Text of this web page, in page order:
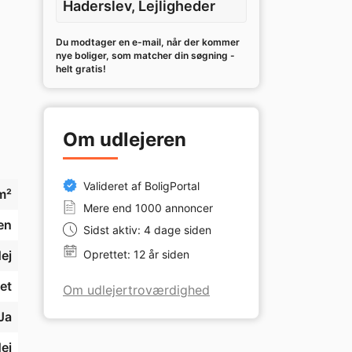
Haderslev, Lejligheder
Du modtager en e-mail, når der kommer
nye boliger, som matcher din søgning -
helt gratis!
Om udlejeren
Valideret af BoligPortal
Mere end 1000 annoncer
Sidst aktiv: 4 dage siden
Oprettet: 12 år siden
Om udlejertroværdighed